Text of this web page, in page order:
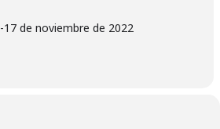
-17 de noviembre de 2022